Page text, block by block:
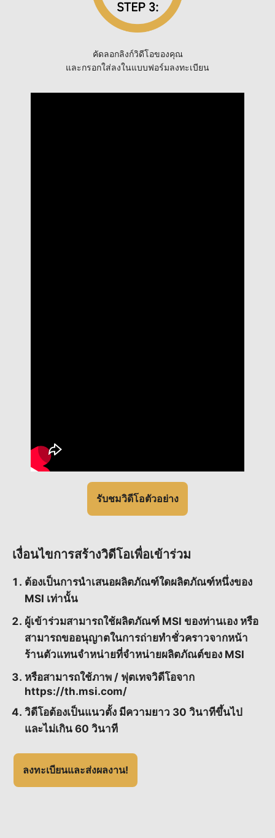
คัดลอกลิงก์วิดีโอของคุณ
และกรอกใส่ลงในแบบฟอร์มลงทะเบียน
รับชมวิดีโอตัวอย่าง
เงื่อนไขการสร้างวิดีโอเพื่อเข้าร่วม
ต้องเป็นการนำเสนอผลิตภัณฑ์ใดผลิตภัณฑ์หนึ่งของ
MSI เท่านั้น
ผู้เข้าร่วมสามารถใช้ผลิตภัณฑ์ MSI ของท่านเอง หรือ
สามารถขออนุญาตในการถ่ายทำชั่วคราวจากหน้า
ร้านตัวแทนจำหน่ายที่จำหน่ายผลิตภัณต์ของ MSI
หรือสามารถใช้ภาพ / ฟุตเทจวิดีโอจาก
https://th.msi.com/
วิดีโอต้องเป็นแนวตั้ง มีความยาว 30 วินาทีขึ้นไป
และไม่เกิน 60 วินาที
ลงทะเบียนและส่งผลงาน!